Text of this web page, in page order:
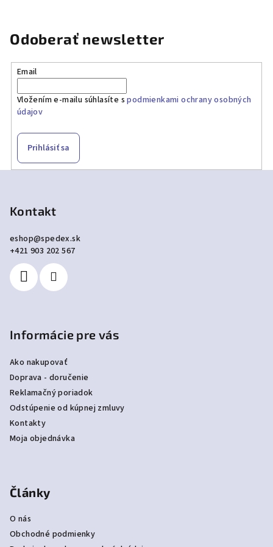
Odoberať newsletter
Email
Vložením e-mailu súhlasíte spodmienkami ochrany osobných
údajov
Prihlásiť sa
Kontakt
eshop@spedex.sk
+421 903 202 567
Informácie pre vás
Ako nakupovať
Doprava - doručenie
Reklamačný poriadok
Odstúpenie od kúpnej zmluvy
Kontakty
Moja objednávka
Články
O nás
Obchodné podmienky